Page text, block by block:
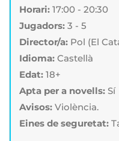
Horari: 17:00 - 20:30
Jugadors: 3 - 5
Director/a: Pol (El
Idioma: Castellà
Edat: 18+
Apta per a novells: Sí
Avisos: Violència.
Eines de seguretat: